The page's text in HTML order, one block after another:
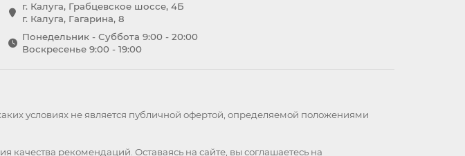
г. Калуга, Грабцевское шоссе, 4Б
г. Калуга, Гагарина, 8
Понедельник - Суббота 9:00 - 20:00
Воскресенье 9:00 - 19:00
условиях не является публичной офертой, определяемой положениями
качества рекомендаций. Оставаясь на сайте, вы соглашаетесь на